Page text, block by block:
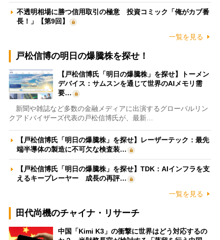
不透明相場に勝つ信用取引の極意 投資コミック「俺がカブ番
長！」【第9回】
一覧を見る
戸松信博の明日の爆騰株を探せ！
【戸松信博氏「明日の爆騰株」を探せ】トーメン
デバイス：サムスンを通じて世界のAIメモリ需
要…
新聞や雑誌など多数の金融メディアに出演するグローバルリン
クアドバイザーズ代表の戸松信博氏が、最新…
【戸松信博氏「明日の爆騰株」を探せ】レーザーテック：最先
端半導体の製造に不可欠な検査装…
【戸松信博氏「明日の爆騰株」を探せ】TDK：AIインフラを支
えるキープレーヤー 成長の再評…
一覧を見る
田代尚機のチャイナ・リサーチ
中国「Kimi K3」の衝撃に世界はどう対応するの